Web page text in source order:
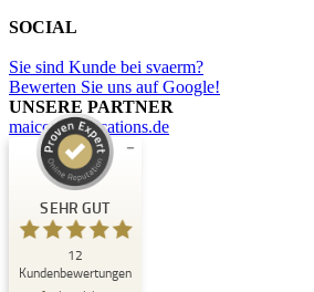
SOCIAL
Sie sind Kunde bei svaerm?
Bewerten Sie uns auf Google!
UNSERE PARTNER
maicommunications.de
SEHR GUT
12
Kundenbewertungen
Kundenbewertungen und Erfahrungen zu
SEHR GUT